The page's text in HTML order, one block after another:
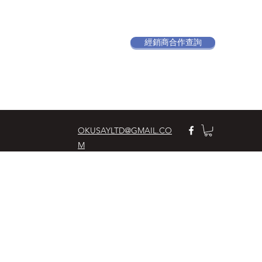
經銷商合作查詢
OKUSAYLTD@GMAIL.CO
M